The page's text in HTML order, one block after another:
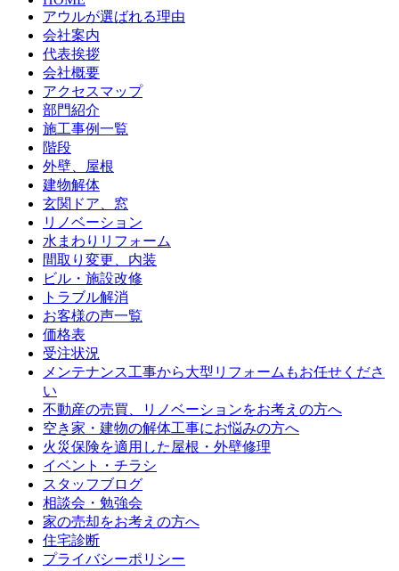
アウルが選ばれる理由
会社案内
代表挨拶
会社概要
アクセスマップ
部門紹介
施工事例一覧
階段
外壁、屋根
建物解体
玄関ドア、窓
リノベーション
水まわりリフォーム
間取り変更、内装
ビル・施設改修
トラブル解消
お客様の声一覧
価格表
受注状況
メンテナンス工事から大型リフォームもお任せくださ
い
不動産の売買、リノベーションをお考えの方へ
空き家・建物の解体工事にお悩みの方へ
火災保険を適用した屋根・外壁修理
イベント・チラシ
スタッフブログ
相談会・勉強会
家の売却をお考えの方へ
住宅診断
プライバシーポリシー